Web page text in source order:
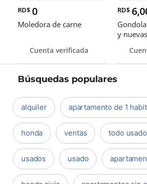
RD$ 0
Moledora de carne
Cuenta verificada
RD$
y nuevas
Búsquedas populares
alquiler apartamento de 1
honda ventas todo usado
usados usado